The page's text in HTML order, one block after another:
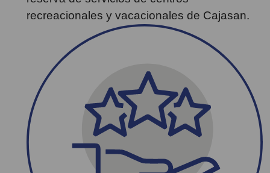
recreacionales y vacacionales de Cajasan.